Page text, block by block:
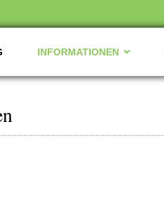
INFORMATIONEN